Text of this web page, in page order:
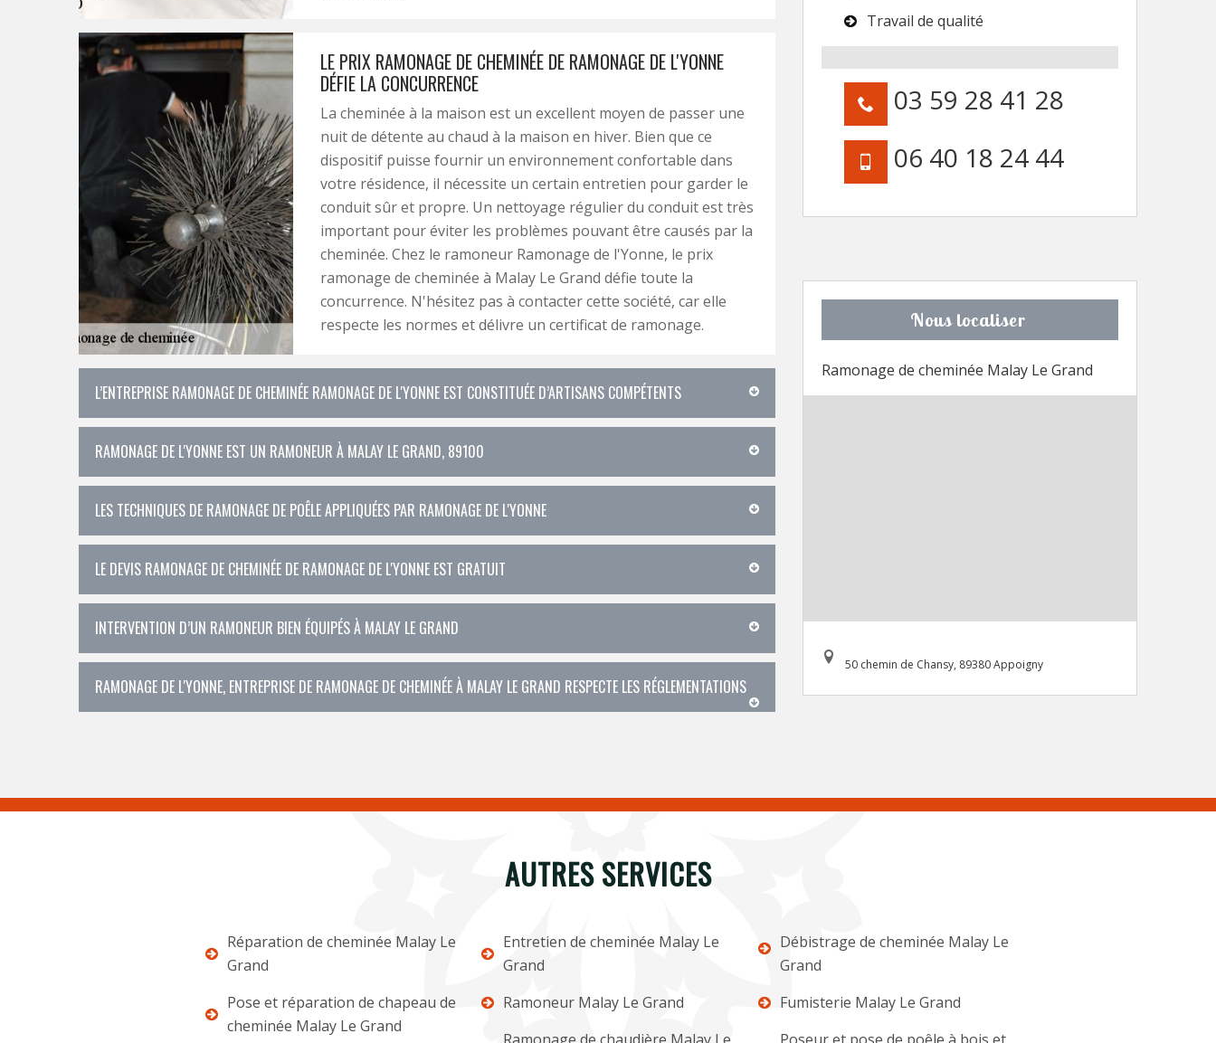
LE PRIX RAMONAGE DE CHEMINÉE DE RAMONAGE DE L'YONNE
DÉFIE LA CONCURRENCE
La cheminée à la maison est un excellent moyen de passer une
nuit de détente au chaud à la maison en hiver. Bien que ce
dispositif puisse fournir un environnement confortable dans
votre résidence, il nécessite un certain entretien pour garder le
conduit sûr et propre. Un nettoyage régulier du conduit est très
important pour éviter les problèmes pouvant être causés par la
cheminée. Chez le ramoneur Ramonage de l'Yonne, le prix
ramonage de cheminée à Malay Le Grand défie toute la
concurrence. N'hésitez pas à contacter cette société, car elle
respecte les normes et délivre un certificat de ramonage.
L’ENTREPRISE RAMONAGE DE CHEMINÉE RAMONAGE DE L'YONNE EST CONSTITUÉE D’ARTISANS COMPÉTENTS
RAMONAGE DE L'YONNE EST UN RAMONEUR À MALAY LE GRAND, 89100
LES TECHNIQUES DE RAMONAGE DE POÊLE APPLIQUÉES PAR RAMONAGE DE L'YONNE
LE DEVIS RAMONAGE DE CHEMINÉE DE RAMONAGE DE L'YONNE EST GRATUIT
INTERVENTION D’UN RAMONEUR BIEN ÉQUIPÉS À MALAY LE GRAND
RAMONAGE DE L'YONNE, ENTREPRISE DE RAMONAGE DE CHEMINÉE À MALAY LE GRAND RESPECTE LES RÉGLEMENTATIONS
Travail de qualité
03 59 28 41 28
06 40 18 24 44
Nous localiser
Ramonage de cheminée Malay Le Grand
50 chemin de Chansy, 89380 Appoigny
AUTRES SERVICES
Réparation de cheminée Malay Le
Grand
Pose et réparation de chapeau de
cheminée Malay Le Grand
Entretien de cheminée Malay Le
Grand
Ramoneur Malay Le Grand
Débistrage de cheminée Malay Le
Grand
Fumisterie Malay Le Grand